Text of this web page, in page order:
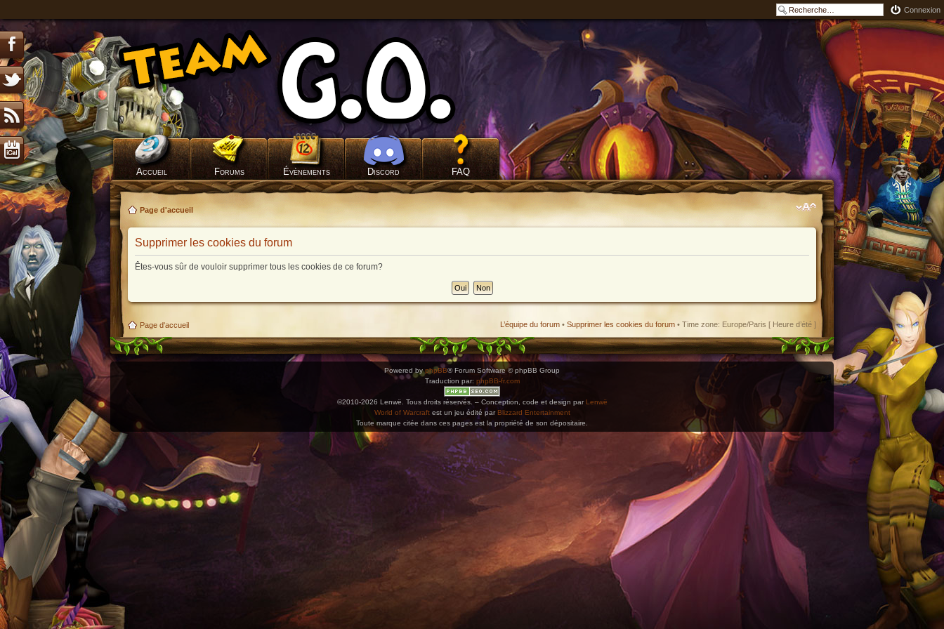
Connexion
Accueil Forums Évènements Discord FAQ
Page d'accueil
Supprimer les cookies du forum
Êtes-vous sûr de vouloir supprimer tous les cookies de ce forum?
Page d'accueil L’équipe du forum • Supprimer les cookies du forum • Time zone: Europe/Paris [ Heure d’été ]
Powered byphpBB® Forum Software © phpBB Group
Traduction par: phpBB-fr.com
©2010-2026 Lenwë. Tous droits réservés. – Conception, code et design par Lenwë
World of Warcraftest un jeu édité par Blizzard Entertainment
Toute marque citée dans ces pages est la propriété de son dépositaire.
Utilisez l'adresse suivante pour accéder au calendrier des évènements depuis d'autres applications. Copiez l'adresse et collez-la dans n'importe quelle application de type agenda prenant en charge le format iCal.